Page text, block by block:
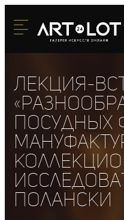
Лекция-
посудных
Полански